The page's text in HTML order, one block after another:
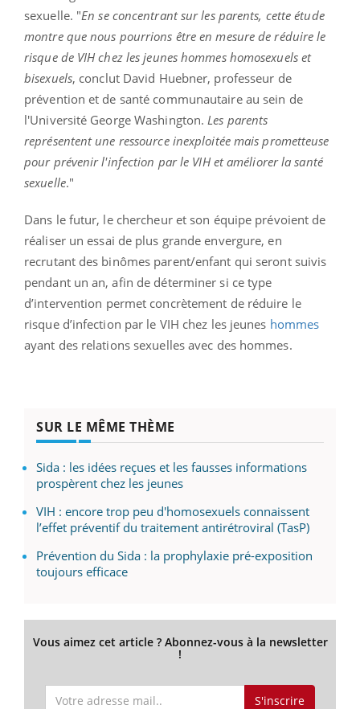
sexuelle. "En se concentrant sur les parents, cette étude
montre que nous pourrions être en mesure de réduire le
risque de VIH chez les jeunes hommes homosexuels et
bisexuels, conclut David Huebner, professeur de
prévention et de santé communautaire au sein de
l'Université George Washington.Les parents
représentent une ressource inexploitée mais prometteuse
pour prévenir l'infection par le VIH et améliorer la santé
sexuelle."
Dans le futur, le chercheur et son équipe prévoient de
réaliser un essai de plus grande envergure, en
recrutant des binômes parent/enfant qui seront suivis
pendant un an, afin de déterminer si ce type
d’intervention permet concrètement de réduire le
risque d’infection par le VIH chez les jeunes hommes
ayant des relations sexuelles avec des hommes.
SUR LE MÊME THÈME
Sida : les idées reçues et les fausses informations
prospèrent chez les jeunes
VIH : encore trop peu d'homosexuels connaissent
l’effet préventif du traitement antirétroviral (TasP)
Prévention du Sida : la prophylaxie pré-exposition
toujours efficace
Vous aimez cet article ? Abonnez-vous à la newsletter
!
S'inscrire